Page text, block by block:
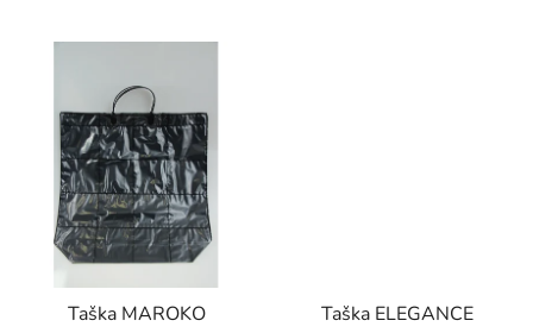
Taška MAROKO Taška ELEGANCE